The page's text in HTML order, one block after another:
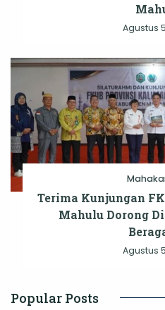
Agustus
Terima Kunjungan
Mahulu Dorong
Agustus
Popular Posts